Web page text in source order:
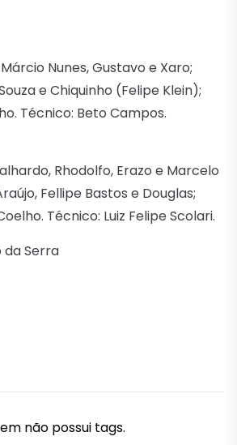
Nunes, Gustavo e Xaro;
e Chiquinho (Felipe Klein);
Técnico: Beto Campos.
Rhodolfo, Erazo e Marcelo
Fellipe Bastos e Douglas;
Técnico: Luiz Felipe Scolari.
Serra
não possui tags.